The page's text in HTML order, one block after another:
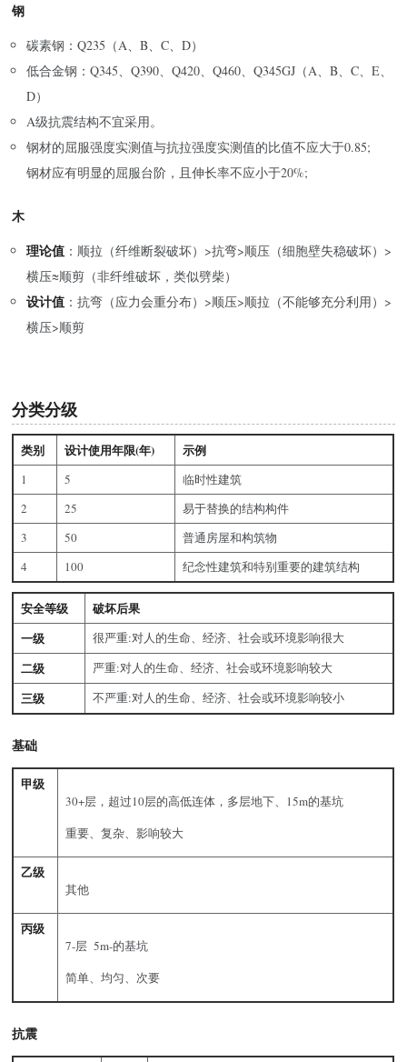
钢
碳素钢：Q235（A、B、C、D）
低合金钢：Q345、Q390、Q420、Q460、Q345GJ（A、B、C、E、
D）
A级抗震结构不宜采用。
钢材的屈服强度实测值与抗拉强度实测值的比值不应大于0.85;
钢材应有明显的屈服台阶，且伸长率不应小于20%;
木
理论值 ：顺拉（纤维断裂破坏）>抗弯>顺压（细胞壁失稳破坏）>
横压≈顺剪（非纤维破坏，类似劈柴）
设计值 ：抗弯（应力会重分布）>顺压>顺拉（不能够充分利用）>
横压>顺剪
分类分级
类别 设计使用年限(年) 示例
1 5
临时性建筑
2
25
易于替换的结构构件
3
50
普通房屋和构筑物
4
100 纪念性建筑和特别重要的建筑结构
安全等级
破坏后果
一级
很严重:对人的生命、经济、社会或环境影响很大
二级 严重:对人的生命、经济、社会或环境影响较大
三级 不严重:对人的生命、经济、社会或环境影响较小
基础
甲级
30+层，超过10层的高低连体，多层地下、15m的基坑
重要、复杂、影响较大
乙级
其他
丙级
7-层 5m-的基坑
简单、均匀、次要
抗震